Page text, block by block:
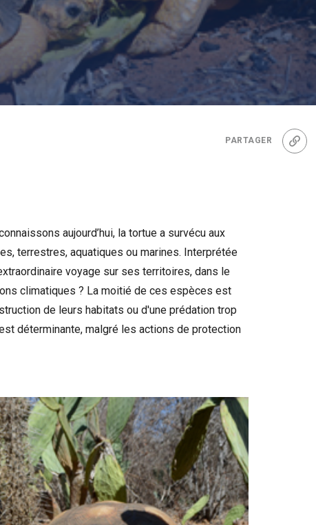
PARTAGER
Lien
aujourd’hui, la tortue a survécu aux
terrestres, aquatiques ou marines. Interprétée
voyage sur ses territoires, dans le
climatiques ? La moitié de ces espèces est
de leurs habitats ou d'une prédation trop
déterminante, malgré les actions de protection